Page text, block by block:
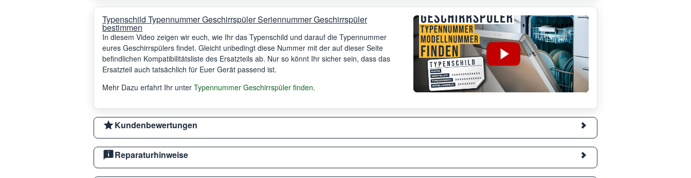
Typenschild Typennummer Geschirrspüler Seriennummer Geschirrspüler
bestimmen
In diesem Video zeigen wir euch, wie Ihr das Typenschild und darauf die Typennummer
eures Geschirrspülers findet. Gleicht unbedingt diese Nummer mit der auf dieser Seite
befindlichen Kompatibilitätsliste des Ersatzteils ab. Nur so könnt Ihr sicher sein, dass das
Ersatzteil auch tatsächlich für Euer Gerät passend ist.
Mehr Dazu erfahrt Ihr unter Typennummer Geschirrspüler finden.
Kundenbewertungen
Reparaturhinweise